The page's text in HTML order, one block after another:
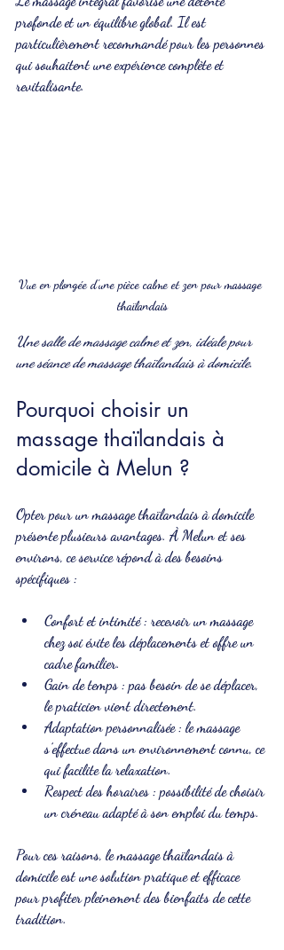
profonde et un équilibre global. Il est
particulièrement recommandé pour les personnes
qui souhaitent une expérience complète et
revitalisante.
Vue en plongée d'une pièce calme et zen pour massage
thaïlandais
Une salle de massage calme et zen, idéale pour
une séance de massage thaïlandais à domicile.
Pourquoi choisir un
massage thaïlandais à
domicile à Melun ?
Opter pour un massage thaïlandais à domicile
présente plusieurs avantages. À Melun et ses
environs, ce service répond à des besoins
spécifiques :
Confort et intimité : recevoir un massage
chez soi évite les déplacements et offre un
cadre familier.
Gain de temps : pas besoin de se déplacer,
le praticien vient directement.
Adaptation personnalisée : le massage
s’effectue dans un environnement connu, ce
qui facilite la relaxation.
Respect des horaires : possibilité de choisir
un créneau adapté à son emploi du temps.
Pour ces raisons, le massage thaïlandais à
domicile est une solution pratique et efficace
pour profiter pleinement des bienfaits de cette
tradition.